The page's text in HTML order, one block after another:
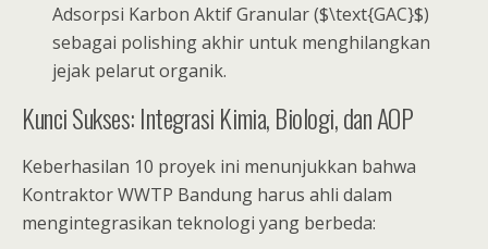
Adsorpsi Karbon Aktif Granular ($\text{GAC}$)
sebagai polishing akhir untuk menghilangkan
jejak pelarut organik.
Kunci Sukses: Integrasi Kimia, Biologi, dan AOP
Keberhasilan 10 proyek ini menunjukkan bahwa
Kontraktor WWTP Bandung harus ahli dalam
mengintegrasikan teknologi yang berbeda: